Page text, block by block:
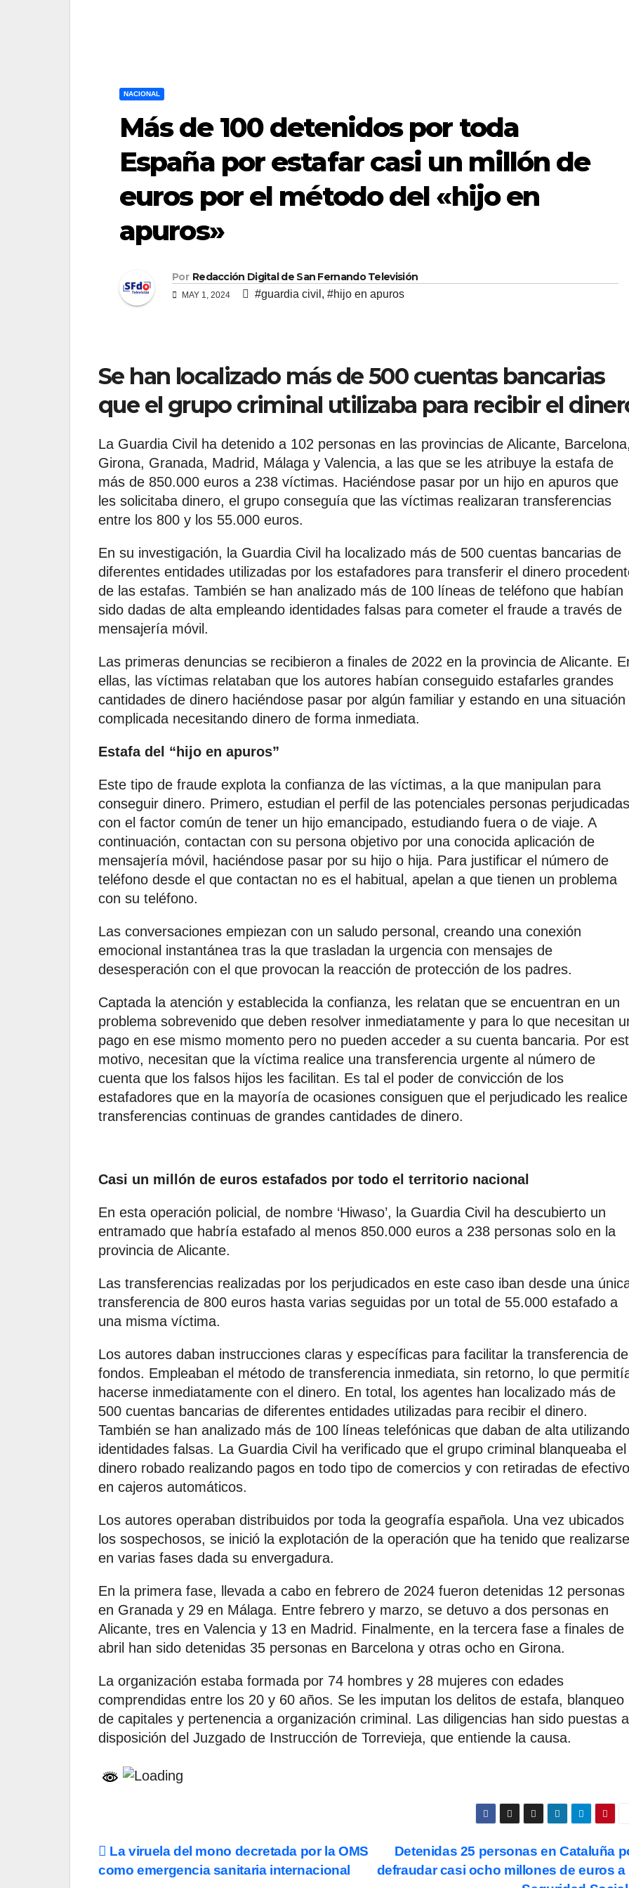
NACIONAL
Más de 100 detenidos por toda
España por estafar casi un millón de
euros por el método del «hijo en
apuros»
Por Redacción Digital de San Fernando Televisión
MAY 1, 2024 #guardia civil , #hijo en apuros
Se han localizado más de 500 cuentas bancarias
que el grupo criminal utilizaba para recibir el
La Guardia Civil ha detenido a 102 personas en las provincias de Alicante,
Girona, Granada, Madrid, Málaga y Valencia, a las que se les atribuye la estafa de
más de 850.000 euros a 238 víctimas. Haciéndose pasar por un hijo en apuros que
les solicitaba dinero, el grupo conseguía que las víctimas realizaran transferencias
entre los 800 y los 55.000 euros.
En su investigación, la Guardia Civil ha localizado más de 500 cuentas bancarias de
diferentes entidades utilizadas por los estafadores para transferir el dinero
de las estafas. También se han analizado más de 100 líneas de teléfono que habían
sido dadas de alta empleando identidades falsas para cometer el fraude a través de
mensajería móvil.
Las primeras denuncias se recibieron a finales de 2022 en la provincia de Alicante.
ellas, las víctimas relataban que los autores habían conseguido estafarles grandes
cantidades de dinero haciéndose pasar por algún familiar y estando en una situación
complicada necesitando dinero de forma inmediata.
Estafa del “hijo en apuros”
Este tipo de fraude explota la confianza de las víctimas, a la que manipulan para
conseguir dinero. Primero, estudian el perfil de las potenciales personas
con el factor común de tener un hijo emancipado, estudiando fuera o de viaje. A
continuación, contactan con su persona objetivo por una conocida aplicación de
mensajería móvil, haciéndose pasar por su hijo o hija. Para justificar el número de
teléfono desde el que contactan no es el habitual, apelan a que tienen un problema
con su teléfono.
Las conversaciones empiezan con un saludo personal, creando una conexión
emocional instantánea tras la que trasladan la urgencia con mensajes de
desesperación con el que provocan la reacción de protección de los padres.
Captada la atención y establecida la confianza, les relatan que se encuentran en un
problema sobrevenido que deben resolver inmediatamente y para lo que necesitan
pago en ese mismo momento pero no pueden acceder a su cuenta bancaria. Por
motivo, necesitan que la víctima realice una transferencia urgente al número de
cuenta que los falsos hijos les facilitan. Es tal el poder de convicción de los
estafadores que en la mayoría de ocasiones consiguen que el perjudicado les realice
transferencias continuas de grandes cantidades de dinero.
Casi un millón de euros estafados por todo el territorio nacional
En esta operación policial, de nombre ‘Hiwaso’, la Guardia Civil ha descubierto un
entramado que habría estafado al menos 850.000 euros a 238 personas solo en la
provincia de Alicante.
Las transferencias realizadas por los perjudicados en este caso iban desde una
transferencia de 800 euros hasta varias seguidas por un total de 55.000 estafado a
una misma víctima.
Los autores daban instrucciones claras y específicas para facilitar la transferencia de
fondos. Empleaban el método de transferencia inmediata, sin retorno, lo que
hacerse inmediatamente con el dinero. En total, los agentes han localizado más de
500 cuentas bancarias de diferentes entidades utilizadas para recibir el dinero.
También se han analizado más de 100 líneas telefónicas que daban de alta utilizando
identidades falsas. La Guardia Civil ha verificado que el grupo criminal blanqueaba el
dinero robado realizando pagos en todo tipo de comercios y con retiradas de efectivo
en cajeros automáticos.
Los autores operaban distribuidos por toda la geografía española. Una vez ubicados
los sospechosos, se inició la explotación de la operación que ha tenido que realizarse
en varias fases dada su envergadura.
En la primera fase, llevada a cabo en febrero de 2024 fueron detenidas 12 personas
en Granada y 29 en Málaga. Entre febrero y marzo, se detuvo a dos personas en
Alicante, tres en Valencia y 13 en Madrid. Finalmente, en la tercera fase a finales de
abril han sido detenidas 35 personas en Barcelona y otras ocho en Girona.
La organización estaba formada por 74 hombres y 28 mujeres con edades
comprendidas entre los 20 y 60 años. Se les imputan los delitos de estafa, blanqueo
de capitales y pertenencia a organización criminal. Las diligencias han sido puestas a
disposición del Juzgado de Instrucción de Torrevieja, que entiende la causa.
Navegación
Detenidas 25 personas en Cataluña
defraudar casi ocho millones de euros a
La viruela del mono decretada por la OMS
como emergencia sanitaria internacional